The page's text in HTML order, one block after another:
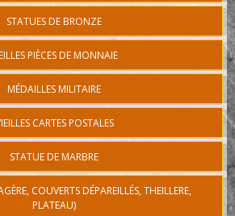
STATUES DE BRONZE
PIÈCES DE MONNAIE
MÉDAILLES MILITAIRE
CARTES POSTALES
STATUE DE MARBRE
COUVERTS DÉPAREILLÉS, THEILLERE,
PLATEAU)